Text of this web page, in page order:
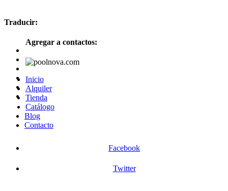
Traducir:
Agregar a contactos:
Inicio
Alquiler
Tienda
Catálogo
Blog
Contacto
Facebook
Twitter